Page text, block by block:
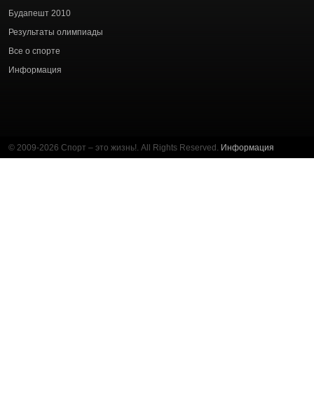
Будапешт 2010
Результаты олимпиады
Все о спорте
Информация
© 2009-2026 Спорт – это жизнь!. All Rights Reserved. Информация